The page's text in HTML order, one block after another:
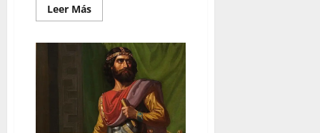
Leer MásLeer
más
Recesvinto,
rey
promulgó
el
«Liber
Iudiciorum»